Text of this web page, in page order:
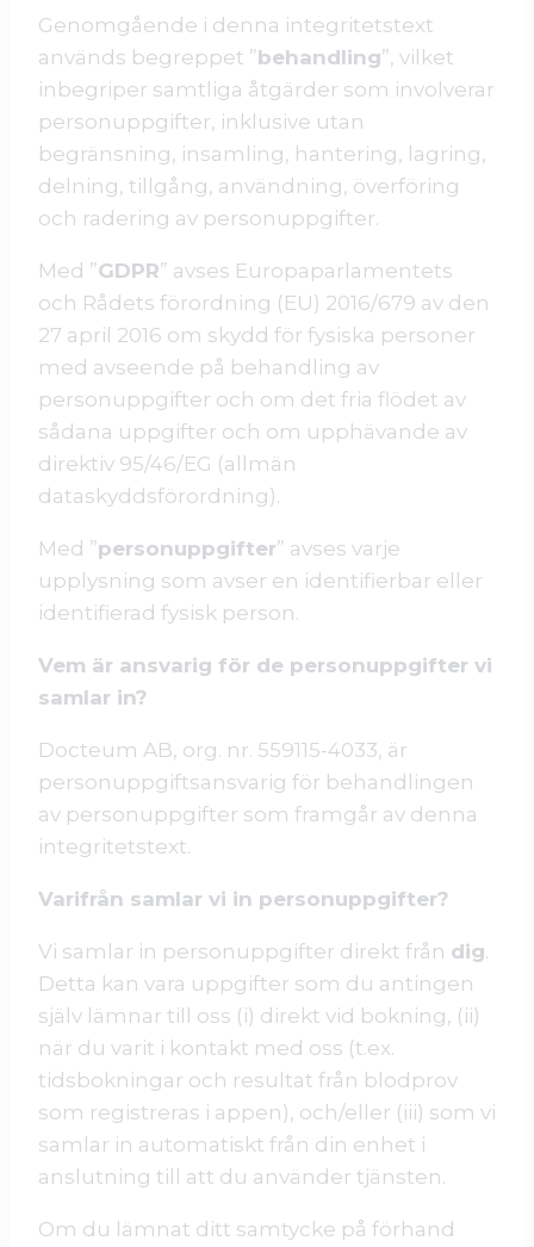
Genomgående i denna integritetstext
används begreppet ”behandling”, vilket
inbegriper samtliga åtgärder som involverar
personuppgifter, inklusive utan
begränsning, insamling, hantering, lagring,
delning, tillgång, användning, överföring
och radering av personuppgifter.
Med ”GDPR” avses Europaparlamentets
och Rådets förordning (EU) 2016/679 av den
27 april 2016 om skydd för fysiska personer
med avseende på behandling av
personuppgifter och om det fria flödet av
sådana uppgifter och om upphävande av
direktiv 95/46/EG (allmän
dataskyddsförordning).
Med ”personuppgifter” avses varje
upplysning som avser en identifierbar eller
identifierad fysisk person.
Vem är ansvarig för de personuppgifter vi
samlar in?
Docteum AB, org. nr. 559115-4033, är
personuppgiftsansvarig för behandlingen
av personuppgifter som framgår av denna
integritetstext.
Varifrån samlar vi in personuppgifter?
Vi samlar in personuppgifter direkt från dig.
Detta kan vara uppgifter som du antingen
själv lämnar till oss (i) direkt vid bokning, (ii)
när du varit i kontakt med oss (t.ex.
tidsbokningar och resultat från blodprov
som registreras i appen), och/eller (iii) som vi
samlar in automatiskt från din enhet i
anslutning till att du använder tjänsten.
Om du lämnat ditt samtycke på förhand